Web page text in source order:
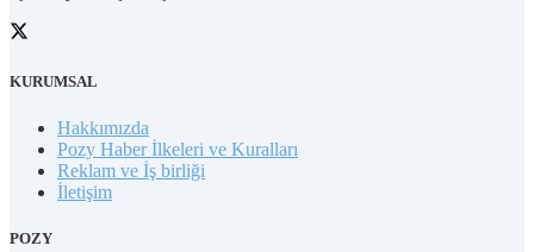
KURUMSAL
Hakkımızda
Pozy Haber İlkeleri ve Kuralları
Reklam ve İş birliği
İletişim
POZY